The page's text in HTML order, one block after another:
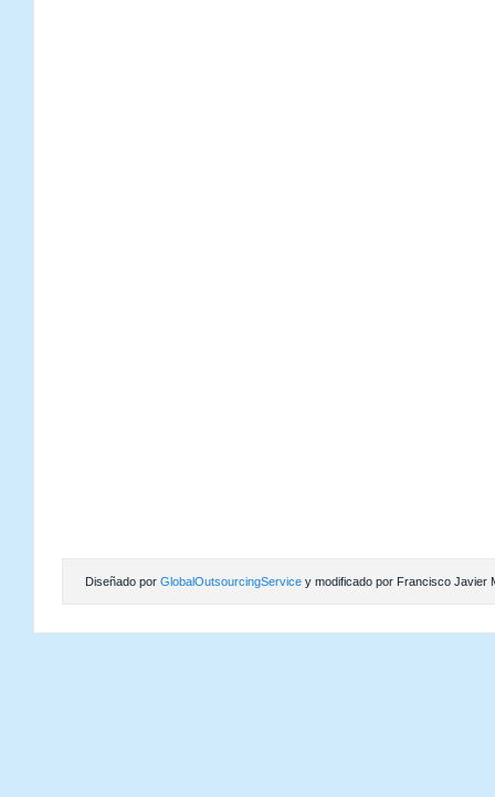
Diseñado por GlobalOutsourcingService y modificado por Francisco Javier